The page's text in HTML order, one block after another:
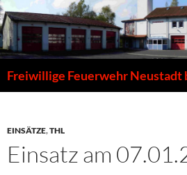
Zum
Inhalt
springen
Freiwillige Feuerwehr Neustadt
EINSÄTZE,THL
Einsatz am